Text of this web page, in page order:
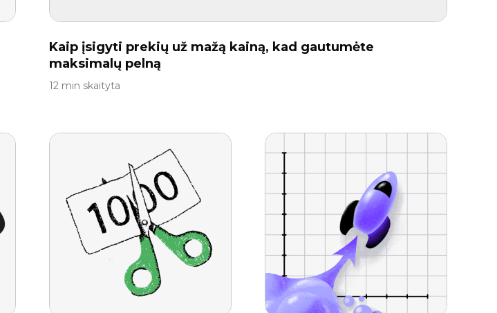
Kaip įsigyti prekių už mažą kainą, kad gautumėte
maksimalų pelną
12 min skaityta